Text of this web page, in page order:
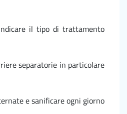
il tipo di trattamento
separatorie in particolare
e sanificare ogni giorno